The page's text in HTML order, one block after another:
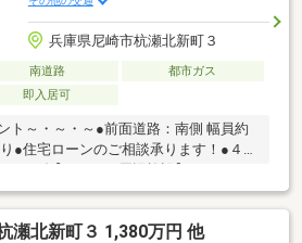
兵庫県尼崎市杭瀬北新町３
南道路
都市ガス
即入居可
ト～・～・～●前面道路：南側 幅員約
●住宅ローンのご相談承ります！●４Ｋ
ローソンストア１００まで徒歩８分・
トまで徒歩７分・尼崎信用金庫まで徒
６分■□■９０店舗以上のFUKUYAネット
瀬北新町３ 1,380万円 他